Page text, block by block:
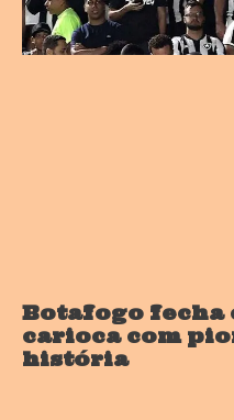
Botafogo fecha
carioca com
história